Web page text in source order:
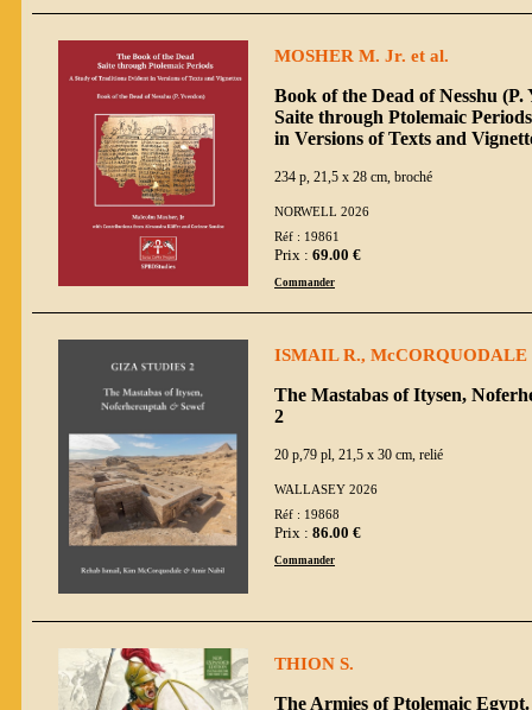
MOSHER M. Jr. et al.
Book of the Dead of Nesshu
Saite through Ptolemaic
in Versions of Texts and
234 p, 21,5 x 28 cm, broché
NORWELL 2026
Réf : 19861
Prix : 69.00 €
Commander
ISMAIL R.,
The Mastabas of Itysen,
2
20 p,79 pl, 21,5 x 30 cm, relié
WALLASEY 2026
Réf : 19868
Prix : 86.00 €
Commander
THION S.
The Armies of Ptolemaic